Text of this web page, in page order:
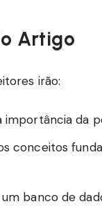
Artigo
irão:
importância da
conceitos
banco de